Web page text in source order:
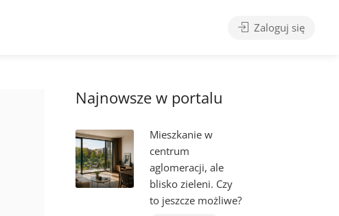
Zaloguj się
Najnowsze w portalu
Mieszkanie w
centrum
aglomeracji, ale
blisko zieleni. Czy
to jeszcze możliwe?